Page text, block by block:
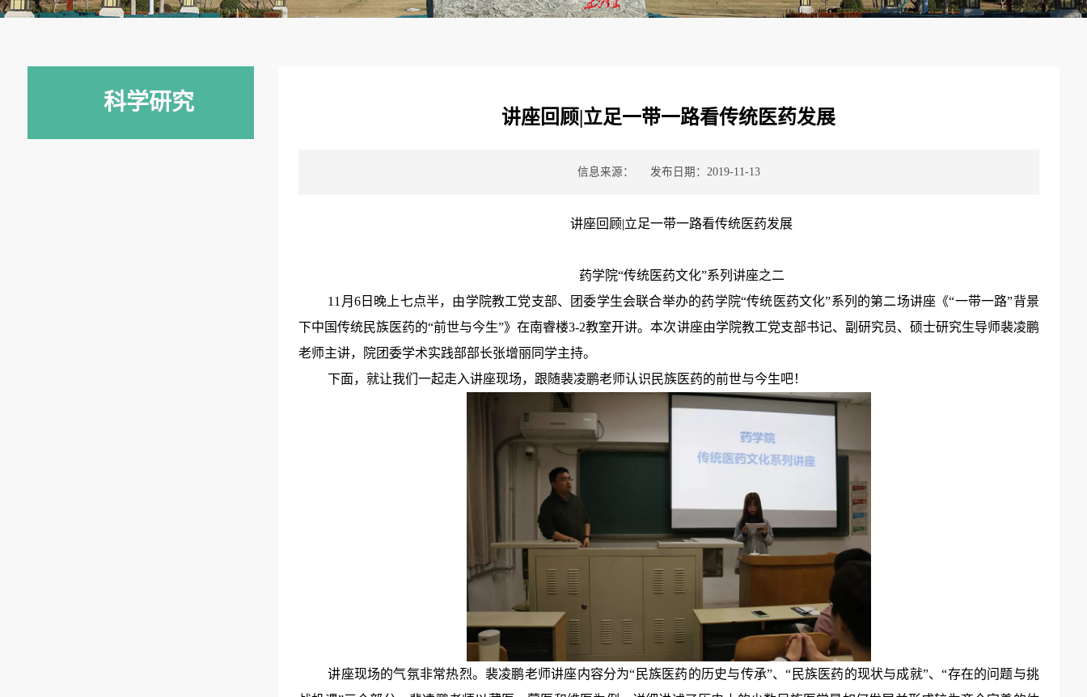
科学研究
讲座回顾|立足一带一路看传统医药发展
信息来源： 发布日期：2019-11-13
讲座回顾|立足一带一路看传统医药发展
药学院“传统医药文化”系列讲座之二
11月6日晚上七点半，由学院教工党支部、团委学生会联合举办的药学院“传统医药文化”系列的第二场讲座《“一带一路”背景
下中国传统民族医药的“前世与今生”》在南睿楼3-2教室开讲。本次讲座由学院教工党支部书记、副研究员、硕士研究生导师裴凌鹏
老师主讲，院团委学术实践部部长张增丽同学主持。
下面，就让我们一起走入讲座现场，跟随裴凌鹏老师认识民族医药的前世与今生吧！
讲座现场的气氛非常热烈。裴凌鹏老师讲座内容分为“民族医药的历史与传承”、“民族医药的现状与成就”、“存在的问题与挑